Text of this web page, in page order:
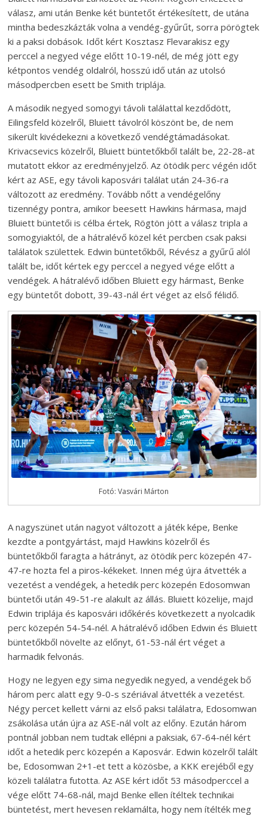
válasz, ami után Benke két büntetőt értékesített, de utána
mintha bedeszkázták volna a vendég-gyűrűt, sorra pörögtek
ki a paksi dobások. Időt kért Kosztasz Flevarakisz egy
perccel a negyed vége előtt 10-19-nél, de még jött egy
kétpontos vendég oldalról, hosszú idő után az utolsó
másodpercben esett be Smith triplája.
A második negyed somogyi távoli találattal kezdődött,
Eilingsfeld közelről, Bluiett távolról köszönt be, de nem
sikerült kivédekezni a következő vendégtámadásokat.
Krivacsevics közelről, Bluiett büntetőkből talált be, 22-28-at
mutatott ekkor az eredményjelző. Az ötödik perc végén időt
kért az ASE, egy távoli kaposvári találat után 24-36-ra
változott az eredmény. Tovább nőtt a vendégelőny
tizennégy pontra, amikor beesett Hawkins hármasa, majd
Bluiett büntetői is célba értek, Rögtön jött a válasz tripla a
somogyiaktól, de a hátralévő közel két percben csak paksi
találatok születtek. Edwin büntetőkből, Révész a gyűrű alól
talált be, időt kértek egy perccel a negyed vége előtt a
vendégek. A hátralévő időben Bluiett egy hármast, Benke
egy büntetőt dobott, 39-43-nál ért véget az első félidő.
Fotó: Vasvári Márton
A nagyszünet után nagyot változott a játék képe, Benke
kezdte a pontgyártást, majd Hawkins közelről és
büntetőkből faragta a hátrányt, az ötödik perc közepén 47-
47-re hozta fel a piros-kékeket. Innen még újra átvették a
vezetést a vendégek, a hetedik perc közepén Edosomwan
büntetői után 49-51-re alakult az állás. Bluiett közelije, majd
Edwin triplája és kaposvári időkérés következett a nyolcadik
perc közepén 54-54-nél. A hátralévő időben Edwin és Bluiett
büntetőkből növelte az előnyt, 61-53-nál ért véget a
harmadik felvonás.
Hogy ne legyen egy sima negyedik negyed, a vendégek bő
három perc alatt egy 9-0-s szériával átvették a vezetést.
Négy percet kellett várni az első paksi találatra, Edosomwan
zsákolása után újra az ASE-nál volt az előny. Ezután három
pontnál jobban nem tudtak ellépni a paksiak, 67-64-nél kért
időt a hetedik perc közepén a Kaposvár. Edwin közelről talált
be, Edosomwan 2+1-et tett a közösbe, a KKK erejéből egy
közeli találatra futotta. Az ASE kért időt 53 másodperccel a
vége előtt 74-68-nál, majd Benke ellen ítéltek technikai
büntetést, mert hevesen reklamálta, hogy nem ítélték meg